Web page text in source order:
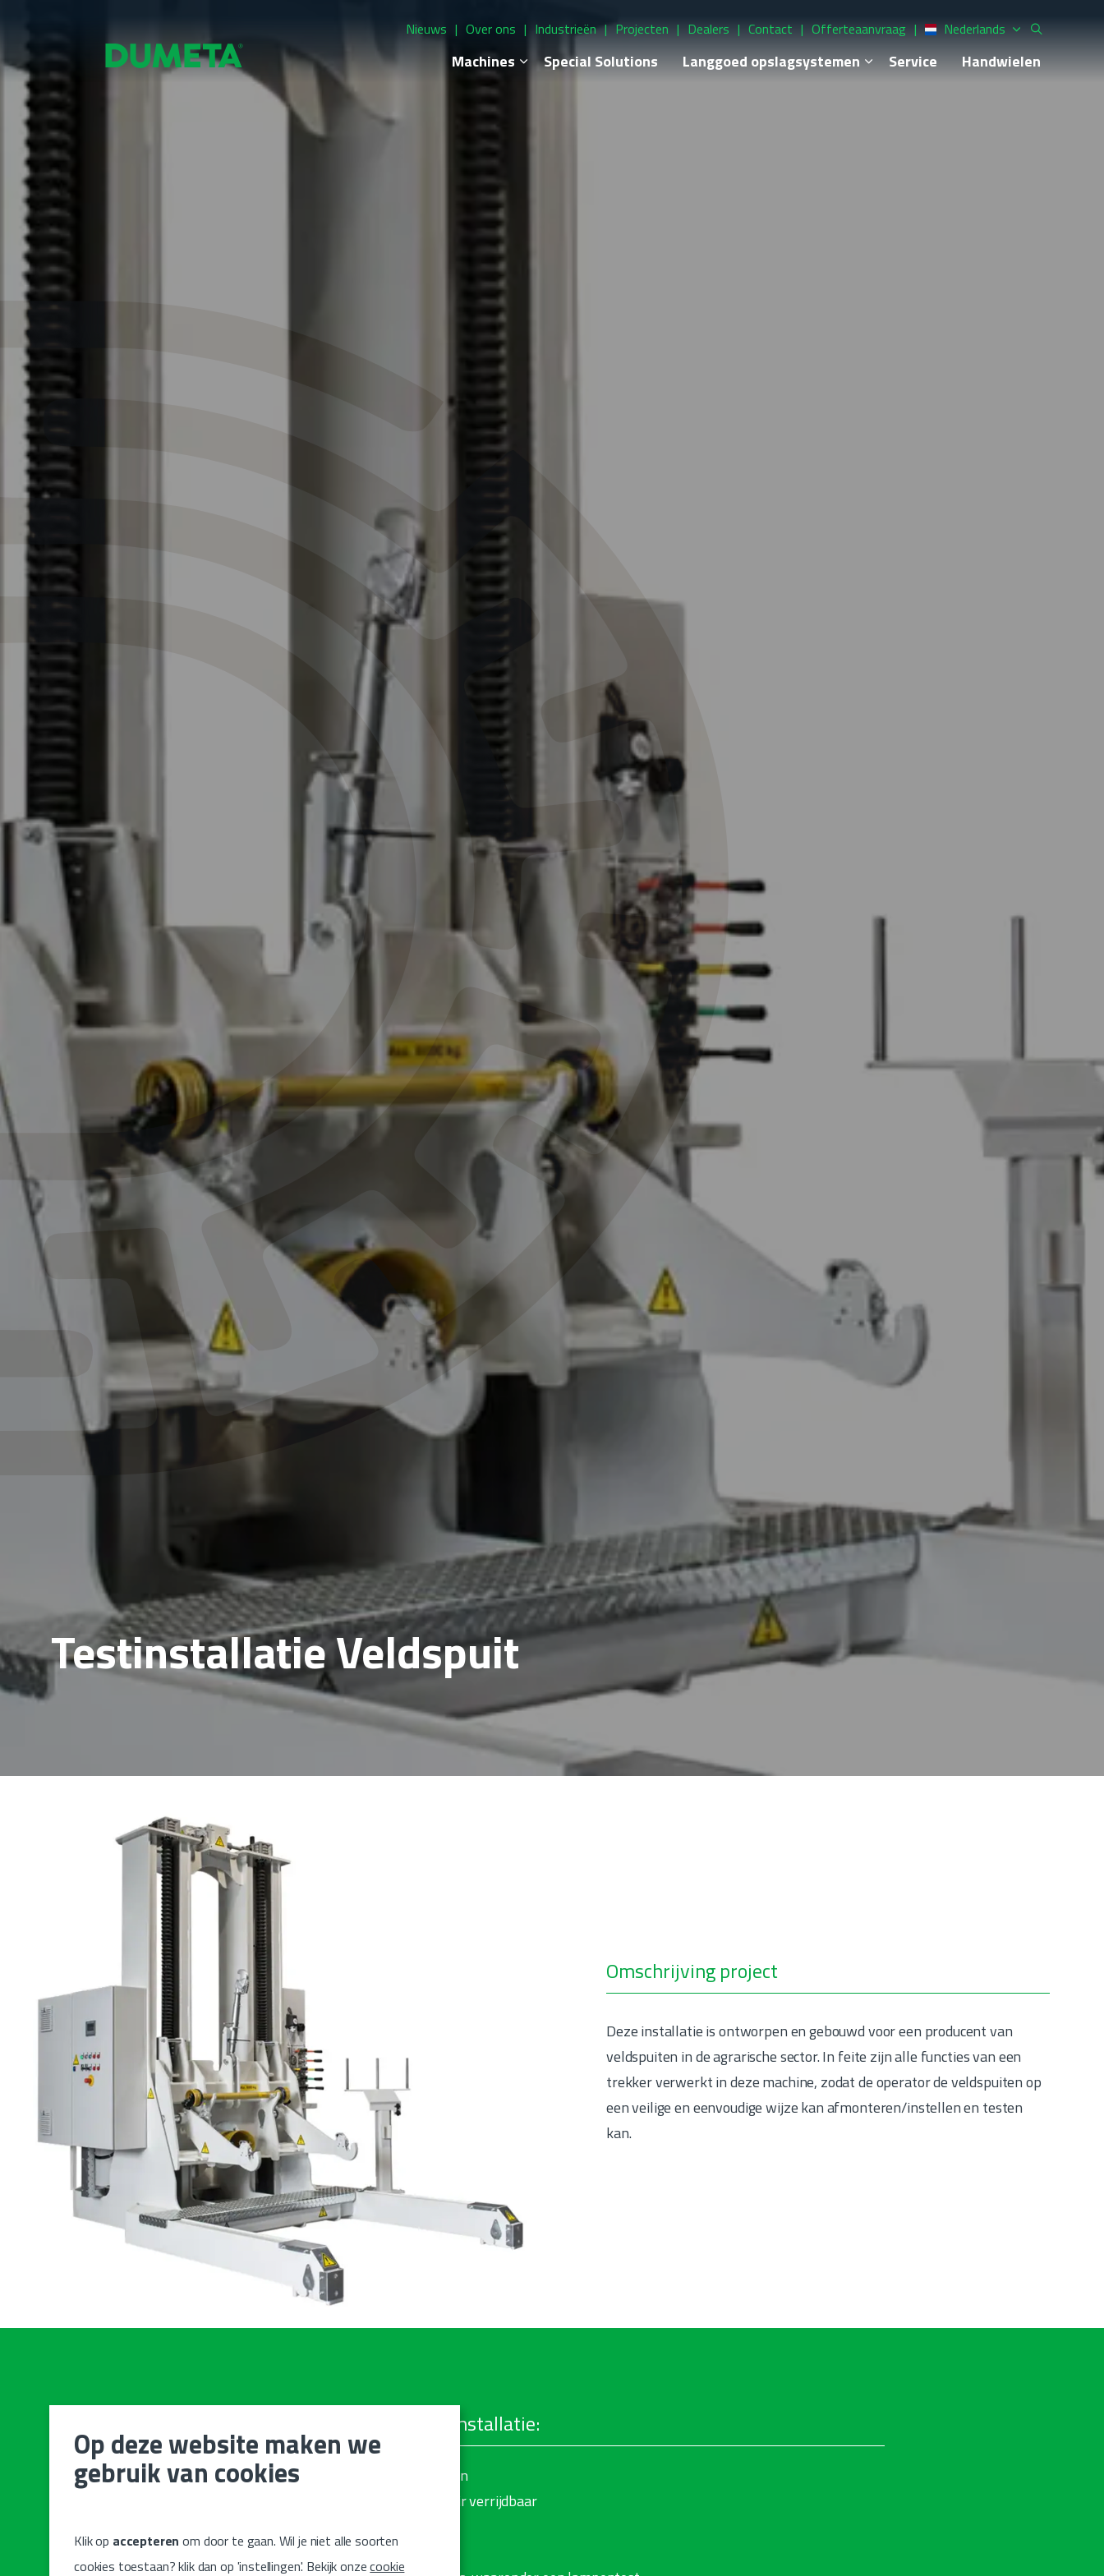
Machines Special Solutions Langgoed opslagsystemen Service Handwielen
Nieuws Over ons Industrieën Projecten Dealers Contact Offerteaanvraag Nederlands
Testinstallatie Veldspuit
Omschrijving project
Deze installatie is ontworpen en gebouwd voor een producent van
veldspuiten in de agrarische sector. In feite zijn alle functies van een
trekker verwerkt in deze machine, zodat de operator de veldspuiten op
een veilige en eenvoudige wijze kan afmonteren/instellen en testen
kan.
Enkele hightlights van deze installatie:
15Kw Aftakasmotor met 3 snelheden
Complete installatie elektrisch lineair verrijdbaar
Hydraulische LS functies
Op deze website maken we
gebruik van cookies
Klik op accepteren om door te gaan. Wil je niet alle soorten
cookies toestaan? klik dan op 'instellingen'. Bekijk onzecookie